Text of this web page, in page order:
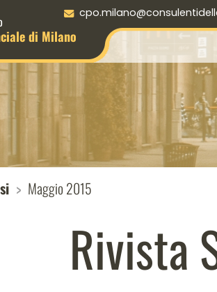
desktop
di Milano
Maggio 2015
Rivista